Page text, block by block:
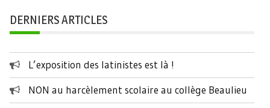
DERNIERS ARTICLES
L’exposition des latinistes est là !
NON au harcèlement scolaire au collège Beaulieu